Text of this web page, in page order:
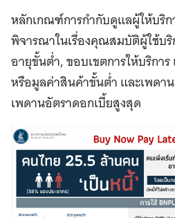
หลักเกณฑ์การกำกับดูแลผู้ให้บริก
พิจารณาในเรื่องคุณสมบัติผู้ใช้บริ
อายุขั้นต่ำ, ขอบเขตการให้บริกา
หรือมูลค่าสินค้าขั้นต่ำ และเพดา
เพดานอัตราดอกเบี้ยสูงสุด